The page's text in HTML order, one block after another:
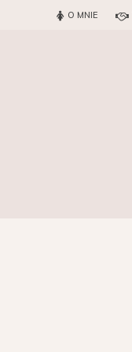
O MNIE